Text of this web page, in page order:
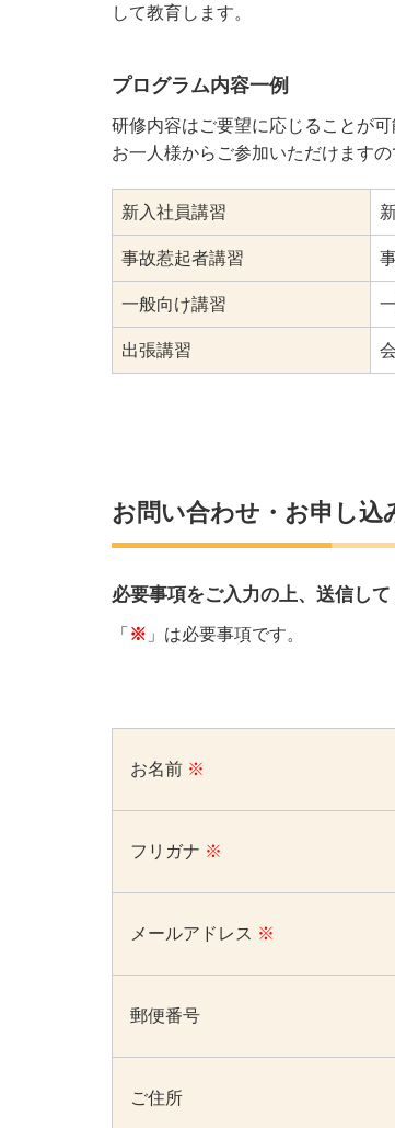
して教育します。
プログラム内容一例
研修内容はご要望に応じることが可
お一人様からご参加いただけます
新入社員講習
事故惹起者講習
一般向け講習
出張講習
お問い合わせ・お申し込
必要事項をご入力の上、送信し
「 ※ 」は必要事項です。
お名前 ※
フリガナ ※
メールアドレス ※
郵便番号
ご住所